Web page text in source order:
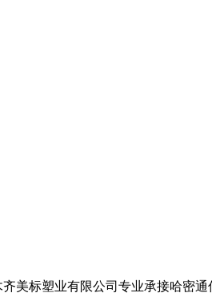
标塑业有限公司专业承接哈密通